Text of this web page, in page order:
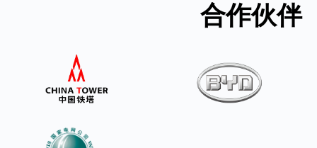
合作伙伴